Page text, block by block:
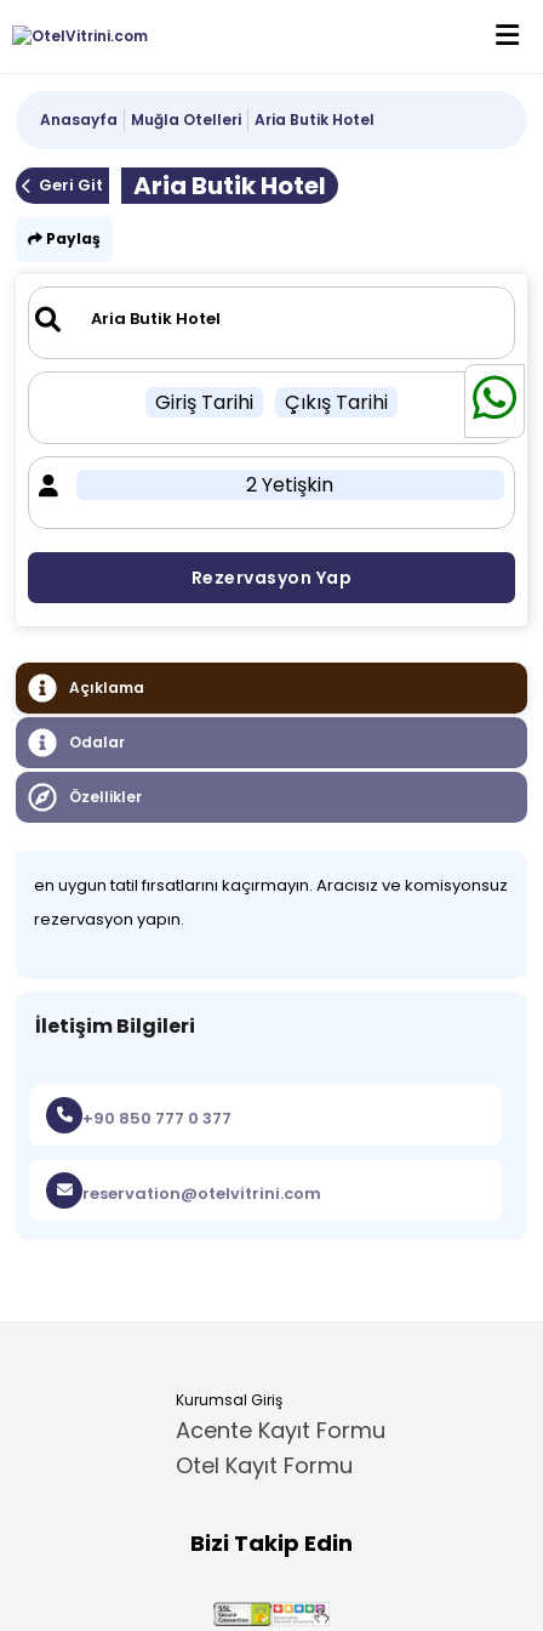
Anasayfa Muğla Otelleri Aria Butik Hotel
Geri Git Aria Butik Hotel
Paylaş
Giriş Tarihi Çıkış Tarihi
2 Yetişkin
Rezervasyon Yap
Açıklama
Odalar
Özellikler
en uygun tatil fırsatlarını kaçırmayın. Aracısız ve komisyonsuz
rezervasyon yapın.
İletişim Bilgileri
+90 850 777 0 377
reservation@otelvitrini.com
Kurumsal Giriş
Acente Kayıt Formu
Otel Kayıt Formu
Bizi Takip Edin